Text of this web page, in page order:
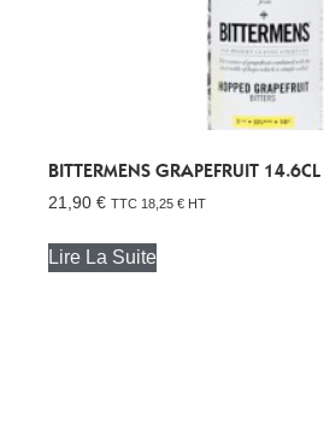
BITTERMENS GRAPEFRUIT 14.6CL
21,90 € TTC 18,25 € HT
Lire La Suite